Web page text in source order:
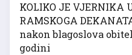
KOLIKO JE VJERNIKA
RAMSKOGA
nakon blagoslova
godini